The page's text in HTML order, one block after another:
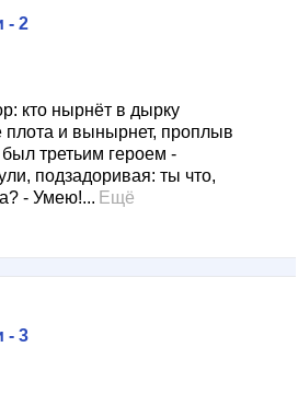
- 2
кто нырнёт в дырку
плота и вынырнет, проплыв
третьим героем -
подзадоривая: ты что,
- Умею!... Ещё
- 3